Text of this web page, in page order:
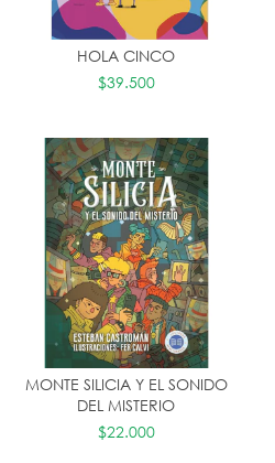
HOLA CINCO
$39.500
MONTE SILICIA Y EL SONIDO
DEL MISTERIO
$22.000